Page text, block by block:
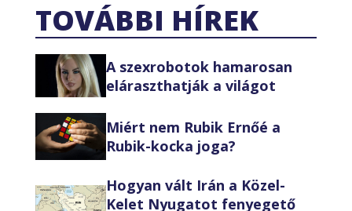
TOVÁBBI HÍREK
A szexrobotok hamarosan
eláraszthatják a világot
Miért nem Rubik Ernőé a
Rubik-kocka joga?
Hogyan vált Irán a Közel-
Kelet Nyugatot fenyegető